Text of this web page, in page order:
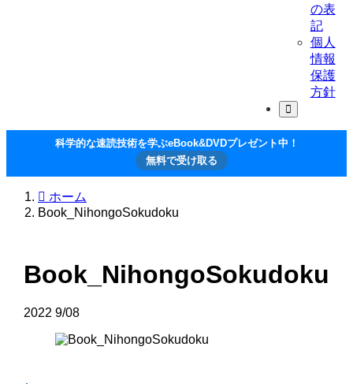
の表
記
個人
情報
保護
方針
科学的な速読技術を学ぶeBook&DVDプレゼント中！
無料で受け取る
ホーム
Book_NihongoSokudoku
Book_NihongoSokudoku
2022 9/08